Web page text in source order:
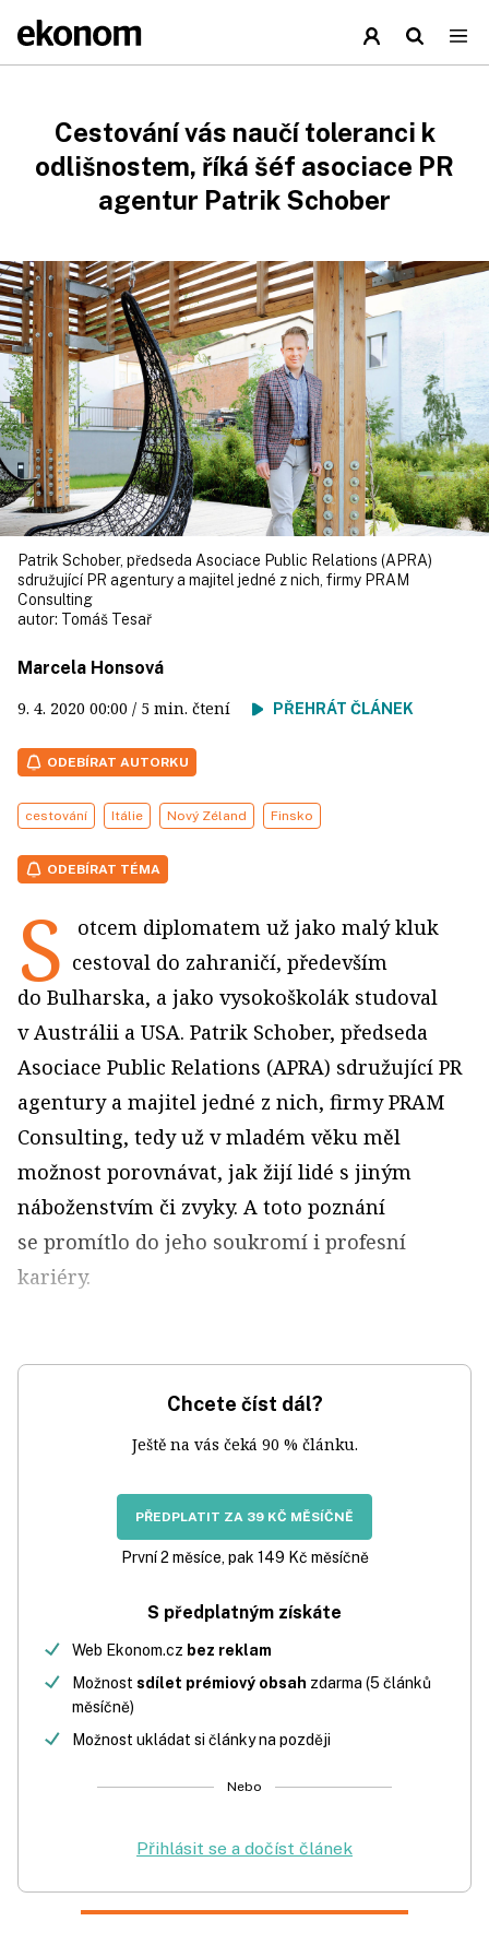
Cestování vás naučí toleranci k
odlišnostem, říká šéf asociace PR
agentur Patrik Schober
Patrik Schober, předseda Asociace Public Relations (APRA)
sdružující PR agentury a majitel jedné z nich, firmy PRAM
Consulting
autor: Tomáš Tesař
Marcela Honsová
9. 4. 2020 00:00 / 5 min. čtení PŘEHRÁT ČLÁNEK
ODEBÍRAT AUTORKU
cestování Itálie Nový Zéland Finsko
ODEBÍRAT TÉMA
S
otcem diplomatem už jako malý kluk
cestoval do zahraničí, především
do Bulharska, a jako vysokoškolák studoval
v Austrálii a USA. Patrik Schober, předseda
Asociace Public Relations (APRA) sdružující PR
agentury a majitel jedné z nich, firmy PRAM
Consulting, tedy už v mladém věku měl
možnost porovnávat, jak žijí lidé s jiným
náboženstvím či zvyky. A toto poznání
se promítlo do jeho soukromí i profesní
kariéry.
Chcete číst dál?
Ještě na vás čeká 90 % článku.
PŘEDPLATIT ZA 39 KČ MĚSÍČNĚ
První 2 měsíce, pak 149 Kč měsíčně
S předplatným získáte
Web Ekonom.cz bez reklam
Možnost sdílet prémiový obsah zdarma (5 článků
měsíčně)
Možnost ukládat si články na později
Nebo
Přihlásit se a dočíst článek